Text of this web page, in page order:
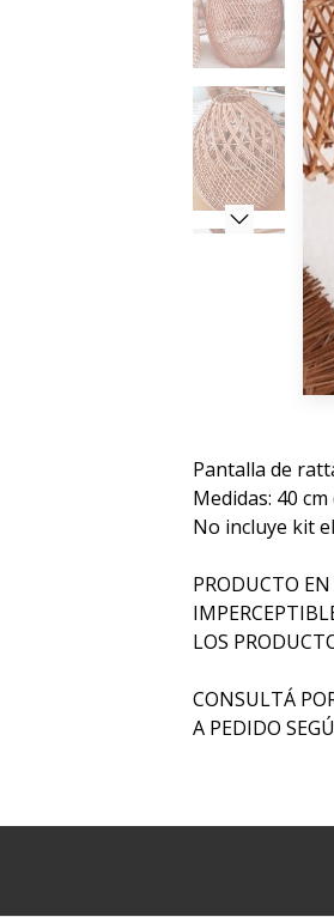
Pantalla de
Medidas: 40
No incluye kit
PRODUCTO
LOS
CONSULTÁ
A PEDIDO